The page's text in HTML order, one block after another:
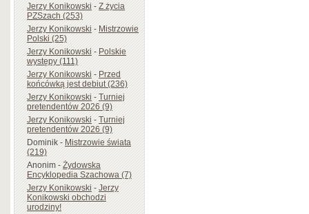
Jerzy Konikowski-Z życia
PZSzach (253)
Jerzy Konikowski-Mistrzowie
Polski (25)
Jerzy Konikowski-Polskie
występy (111)
Jerzy Konikowski-Przed
końcówką jest debiut (236)
Jerzy Konikowski-Turniej
pretendentów 2026 (9)
Jerzy Konikowski-Turniej
pretendentów 2026 (9)
Dominik-Mistrzowie świata
(219)
Anonim-Żydowska
Encyklopedia Szachowa (7)
Jerzy Konikowski-Jerzy
Konikowski obchodzi
urodziny!